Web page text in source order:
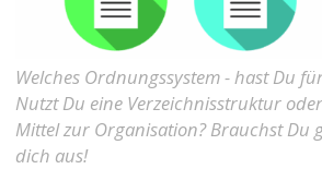
Welches Ordnungssystem - hast Du
Nutzt Du eine Verzeichnisstruktur
Mittel zur Organisation? Brauchst Du
dich aus!